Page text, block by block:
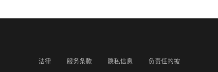
法律 服务条款 隐私信息 负责任的披